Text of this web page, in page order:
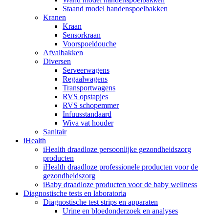
Staand model handenspoelbakken
Kranen
Kraan
Sensorkraan
Voorspoeldouche
Afvalbakken
Diversen
Serveerwagens
Regaalwagens
Transportwagens
RVS opstapjes
RVS schopemmer
Infuusstandaard
Wiva vat houder
Sanitair
iHealth
iHealth draadloze persoonlijke gezondheidszorg
producten
iHealth draadloze professionele producten voor de
gezondheidszorg
iBaby draadloze producten voor de baby wellness
Diagnostische tests en laboratoria
Diagnostische test strips en apparaten
Urine en bloedonderzoek en analyses